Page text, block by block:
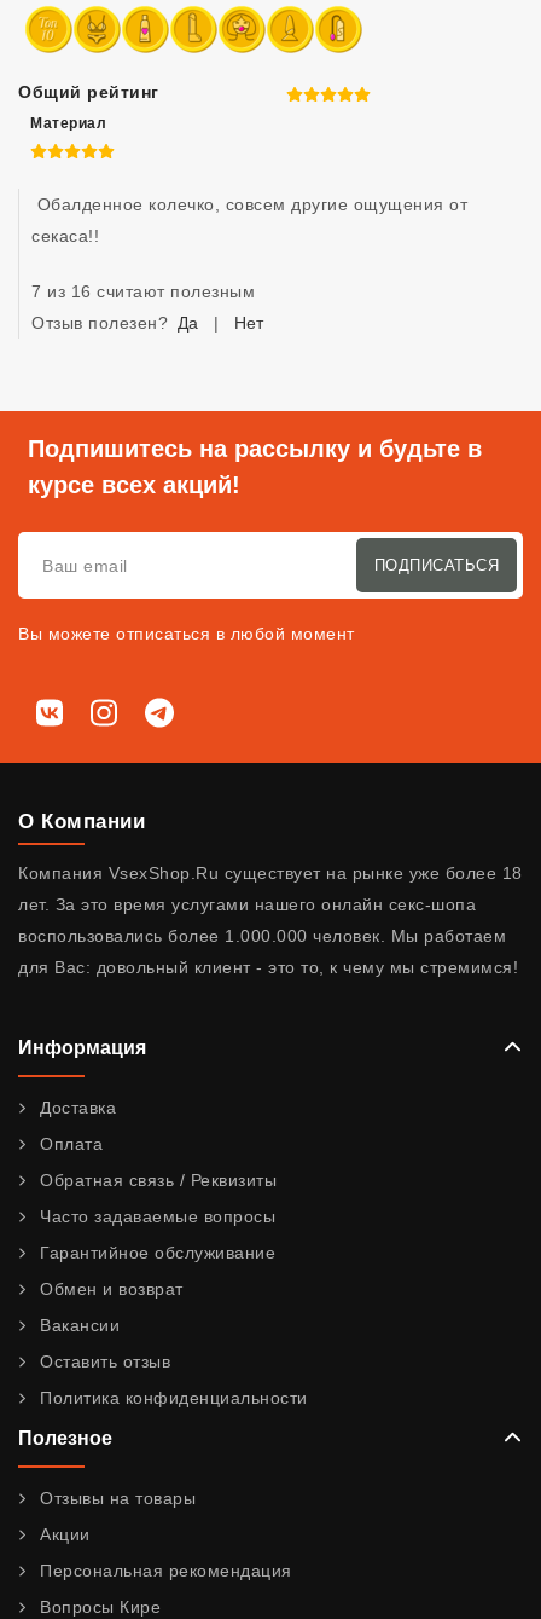
Общий рейтинг 5 из 5
Материал
5 из 5
секаса!!
7 из 16 считают полезным
Отзыв полезен? Да | Нет
Подпишитесь на рассылку и будьте в
курсе всех акций!
ПОДПИСАТЬСЯ
Вы можете отписаться в любой момент
Мы в соц. сетях
ВКонтактеInstagramTelegram
О Компании
Компания VsexShop.Ru существует на рынке уже более 18
лет. За это время услугами нашего онлайн секс-шопа
воспользовались более 1.000.000 человек. Мы работаем
для Вас: довольный клиент - это то, к чему мы стремимся!
Информация
Доставка
Оплата
Обратная связь / Реквизиты
Часто задаваемые вопросы
Гарантийное обслуживание
Обмен и возврат
Вакансии
Оставить отзыв
Политика конфиденциальности
Полезное
Отзывы на товары
Акции
Персональная рекомендация
Вопросы Кире